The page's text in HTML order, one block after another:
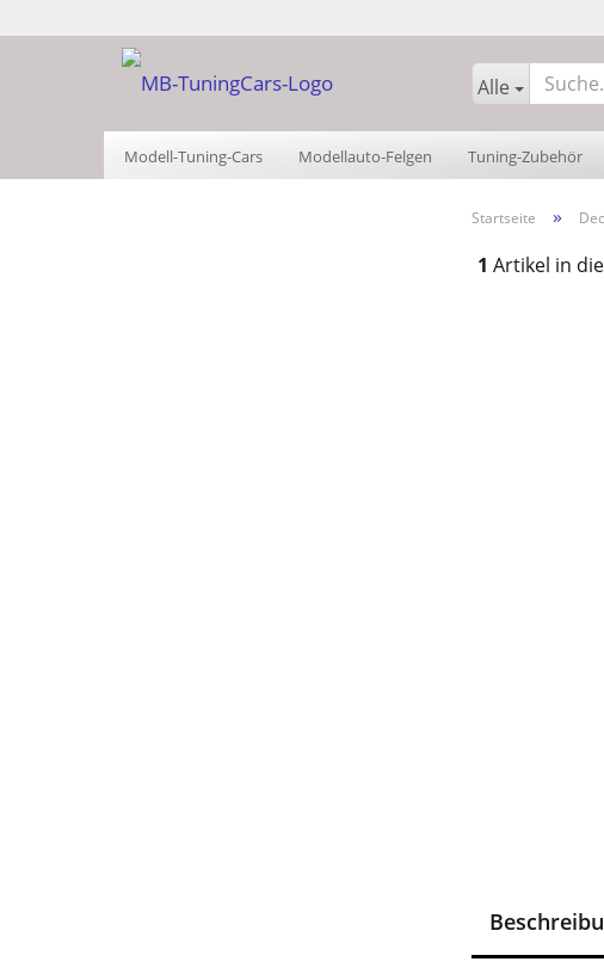
Alle
Modell-Tuning-Cars Modellauto-Felgen Tuning-Zubehör
Startseite »
1 Artikel in